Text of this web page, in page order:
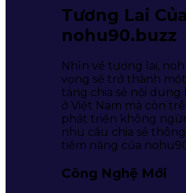
Tương Lai Của
nohu90.buzz
Nhìn về tương lai,
vọng sẽ trở thành
tảng chia sẻ nội
ở Việt Nam mà còn
phát triển không
nhu cầu chia sẻ
tiềm năng của
Công Nghệ Mới